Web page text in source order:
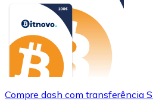
Compre dash com transferência